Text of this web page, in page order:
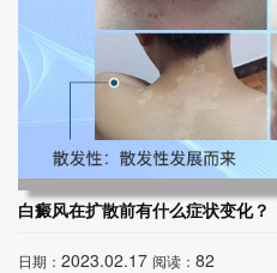
白癜风在扩散前有什么症状变化？
日期： 2023.02.17 阅读： 82